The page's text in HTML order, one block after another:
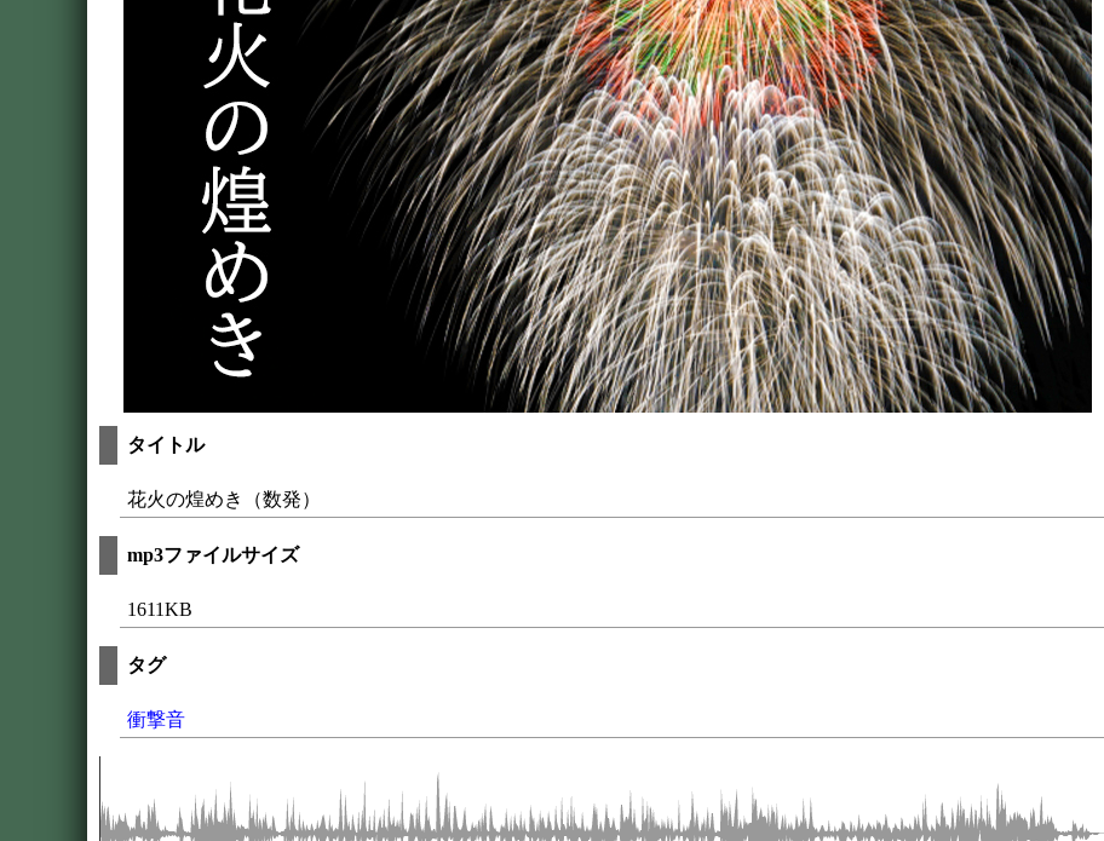
タイトル
花火の煌めき（数発）
mp3ファイルサイズ
1611KB
タグ
衝撃音